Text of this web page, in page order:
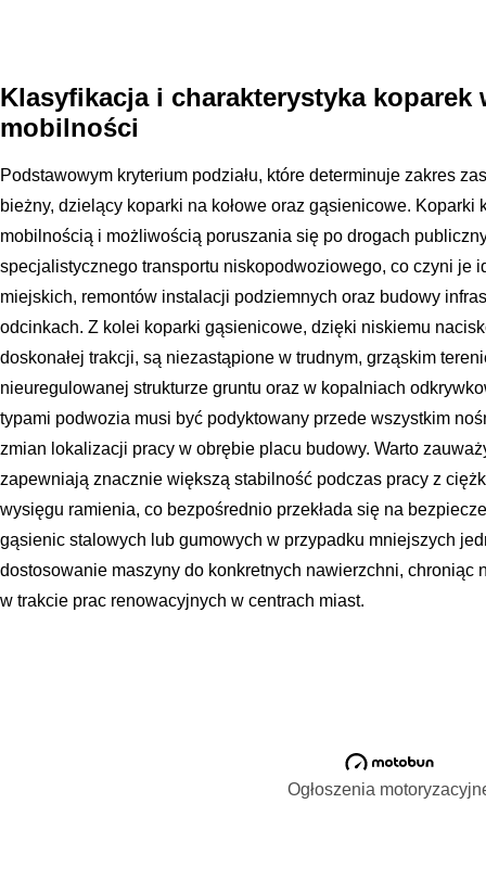
Klasyfikacja i charakterystyka koparek
mobilności
Podstawowym kryterium podziału, które determinuje zakres
bieżny, dzielący koparki na kołowe oraz gąsienicowe. Koparki
mobilnością i możliwością poruszania się po drogach
specjalistycznego transportu niskopodwoziowego, co czyni je
miejskich, remontów instalacji podziemnych oraz budowy
odcinkach. Z kolei koparki gąsienicowe, dzięki niskiemu
doskonałej trakcji, są niezastąpione w trudnym, grząskim
nieuregulowanej strukturze gruntu oraz w kopalniach
typami podwozia musi być podyktowany przede wszystkim
zmian lokalizacji pracy w obrębie placu budowy. Warto
zapewniają znacznie większą stabilność podczas pracy z
wysięgu ramienia, co bezpośrednio przekłada się na
gąsienic stalowych lub gumowych w przypadku mniejszych
dostosowanie maszyny do konkretnych nawierzchni, chroniąc
w trakcie prac renowacyjnych w centrach miast.
Ogłoszenia